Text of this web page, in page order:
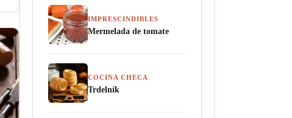
IMPRESCINDIBLES
Mermelada de tomate
COCINA CHECA
Trdelník